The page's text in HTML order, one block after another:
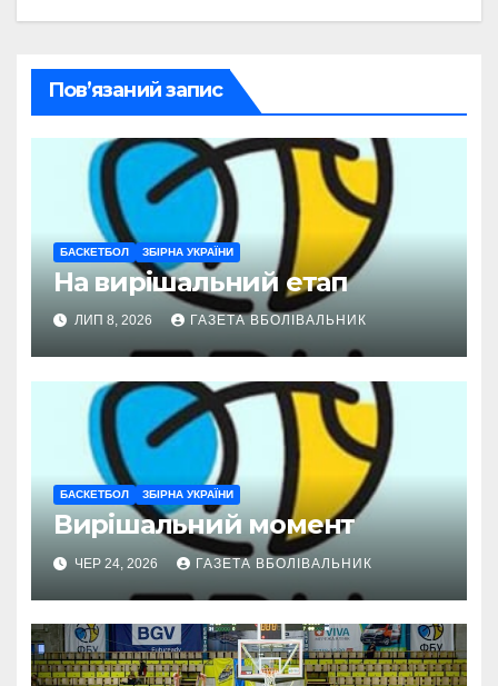
Пов’язаний запис
БАСКЕТБОЛ ЗБІРНА УКРАЇНИ
На вирішальний етап
ЛИП 8, 2026 ГАЗЕТА ВБОЛІВАЛЬНИК
БАСКЕТБОЛ ЗБІРНА УКРАЇНИ
Вирішальний момент
ЧЕР 24, 2026 ГАЗЕТА ВБОЛІВАЛЬНИК